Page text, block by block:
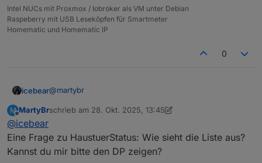
Verknüpfung setzten:
Intel NUCs mit Proxmox / Iobroker als VM unter Debian
Raspeberry mit USB Leseköpfen für Smartmeter
Homematic und Homematic IP
0
icebear@martybr
Also ich mach das bei mir über ein Blockly und dem
Eingesetzt ist hierbei ein Nuki und ein Door-Sensor
von Homematic IP. Die States für das Nuki kommen
vom nuki-extended-Adapter und vom hm-rpc Adapter.
Erstmal das Blockly für den Haustür-Status:
M
Offline
MartyBrschrieb am 28. Okt. 2025, 13:45
zuletzt editiert von MartyBr
@icebear
Eine Frage zu HaustuerStatus: Wie sieht die Liste aus?
Kannst du mir bitte den DP zeigen?